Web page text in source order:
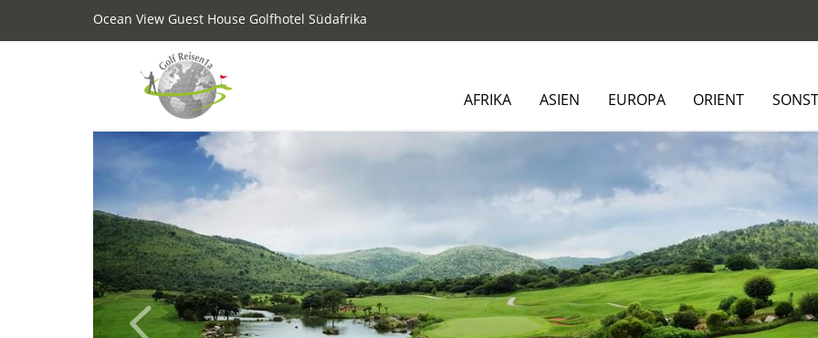
Ocean View Guest House Golfhotel Südafrika
AFRIKA ASIEN EUROPA ORIENT
Previous